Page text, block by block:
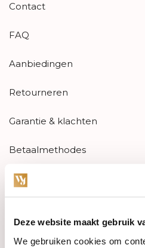
Deze website maakt gebruik
We gebruiken cookies om
Contact
FAQ
Aanbiedingen
Retourneren
Garantie & klachten
Betaalmethodes
Sitemap
Categorieën
Horloges